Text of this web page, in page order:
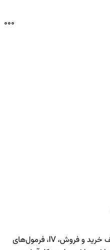
000
اگر می‌خواهید اطلاعات لحظه‌ای، صف خرید و فروش، IV، فرمول‌های